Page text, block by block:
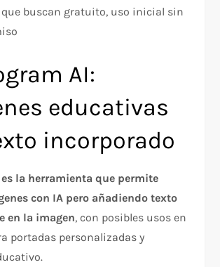
que buscan gratuito, uso inicial sin
AI:
educativas
incorporado
la herramienta que permite
con IA pero añadiendo texto
en la imagen, con posibles usos en
portadas personalizadas y